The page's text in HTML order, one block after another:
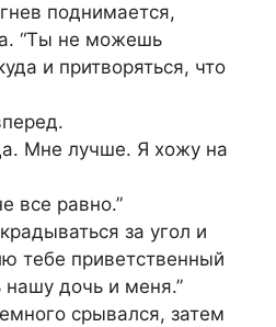
поднимается,
“Ты не можешь
и притворяться, что
Мне лучше. Я хожу на
все равно.”
за угол и
тебе приветственный
дочь и меня.”
срывался, затем